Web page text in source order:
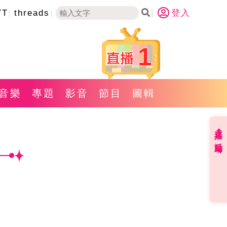
threads 登入
1
樂 專題 影音 節目 圖輯
直播✦活動